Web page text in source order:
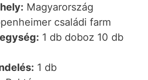
Magyarország
családi farm
1 db doboz 10 db
1 db